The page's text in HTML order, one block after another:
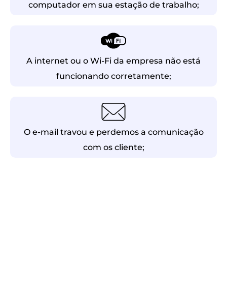
computador em sua estação de trabalho;
A internet ou o Wi-Fi da empresa não está
funcionando corretamente;
O e-mail travou e perdemos a comunicação
com os cliente;